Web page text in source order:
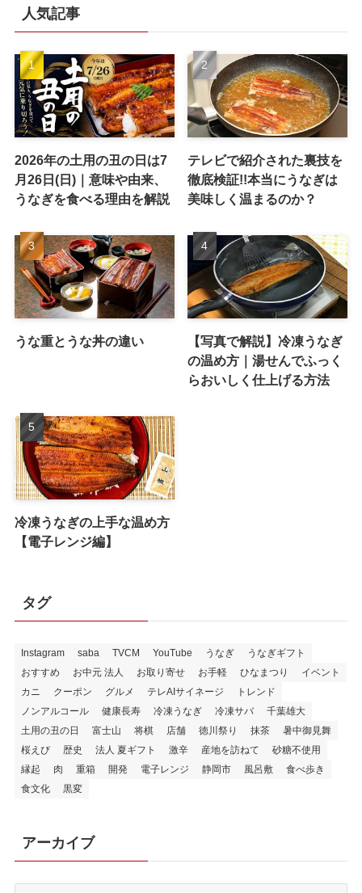
人気記事
2026年の土用の丑の日は7
月26日(日)｜意味や由来、
うなぎを食べる理由を解説
テレビで紹介された裏技を
徹底検証!!本当にうなぎは
美味しく温まるのか？
うな重とうな丼の違い
【写真で解説】冷凍うなぎ
の温め方｜湯せんでふっく
らおいしく仕上げる方法
冷凍うなぎの上手な温め方
【電子レンジ編】
タグ
Instagram saba TVCM YouTube うなぎ
うなぎギフト
おすすめ
お中元 法人 お取り寄せ お手軽 ひなまつり
イベント
カニ
クーポン グルメ テレAIサイネージ
トレンド
ノンアルコール
健康長寿 冷凍うなぎ 冷凍サバ
千葉雄大
土用の丑の日
富士山 将棋 店舗 徳川祭り 抹茶
暑中御見舞
桜えび
歴史 法人 夏ギフト 激辛 産地を訪ねて
砂糖不使用
縁起
肉 重箱 開発 電子レンジ 静岡市 風呂敷
食べ歩き
食文化
黒変
アーカイブ